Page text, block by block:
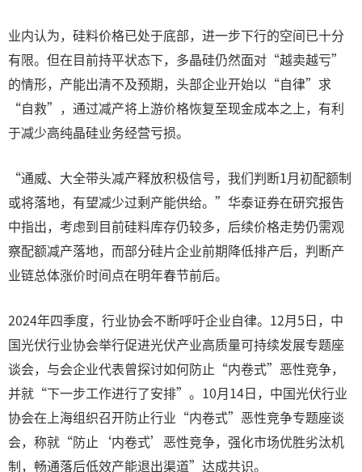
业内认为，硅料价格已处于底部，进一步下行的空间已十分
有限。但在目前持平状态下，多晶硅仍然面对“越卖越亏”
的情形，产能出清不及预期，头部企业开始以“自律”求
“自救”，通过减产将上游价格恢复至现金成本之上，有利
于减少高纯晶硅业务经营亏损。
“通威、大全带头减产释放积极信号，我们判断1月初配额制
或将落地，有望减少过剩产能供给。”华泰证券在研究报告
中指出，考虑到目前硅料库存仍较多，后续价格走势仍需观
察配额减产落地，而部分硅片企业前期降低排产后，判断产
业链总体涨价时间点在明年春节前后。
2024年四季度，行业协会不断呼吁企业自律。12月5日，中
国光伏行业协会举行促进光伏产业高质量可持续发展专题座
谈会，与会企业代表曾探讨如何防止“内卷式”恶性竞争，
并就“下一步工作进行了安排”。10月14日，中国光伏行业
协会在上海组织召开防止行业“内卷式”恶性竞争专题座谈
会，称就“防止‘内卷式’恶性竞争，强化市场优胜劣汰机
制，畅通落后低效产能退出渠道”达成共识。